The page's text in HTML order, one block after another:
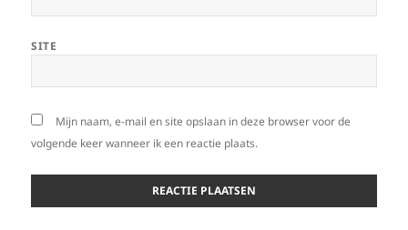
SITE
Mijn naam, e-mail en site opslaan in deze browser voor de
volgende keer wanneer ik een reactie plaats.